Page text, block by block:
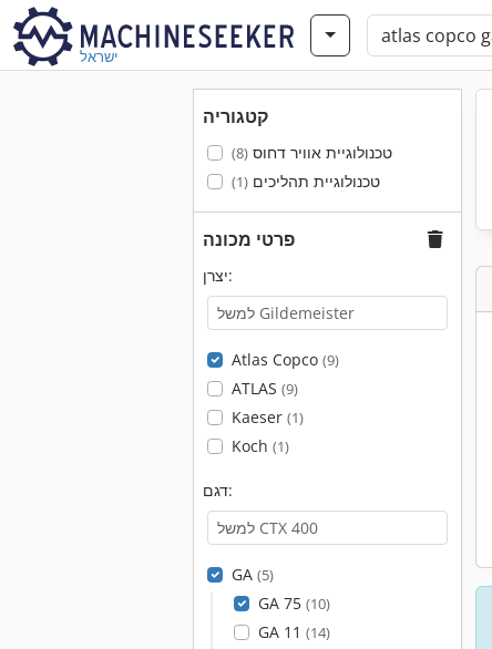
ישראל
קטגוריה
טכנולוגיית אוויר דחוס(8)
טכנולוגיית תהליכים(1)
פרטי מכונה
יצרן:
Atlas Copco (9)
ATLAS (9)
Kaeser (1)
Koch (1)
דגם:
GA (5)
GA 75 (10)
GA 11 (14)